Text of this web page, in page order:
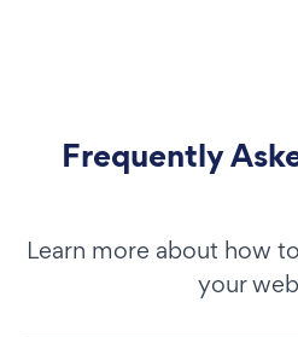
Frequently
Learn more about how
your